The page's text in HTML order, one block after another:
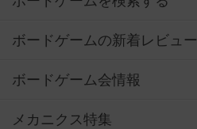
ボードゲームの新着レビュー
ボードゲーム会情報
メカニクス特集